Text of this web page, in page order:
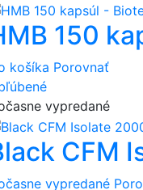
150
košíka Porovnať
vypredané
CFM
vypredané